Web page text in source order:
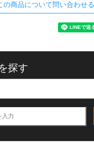
の商品について問い合わせる
探す